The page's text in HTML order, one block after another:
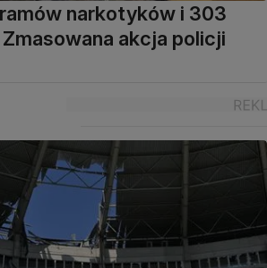
narkotyków i 303
akcja policji